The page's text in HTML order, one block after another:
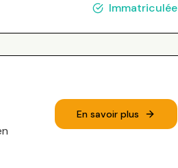
Immatriculée
En savoir plus